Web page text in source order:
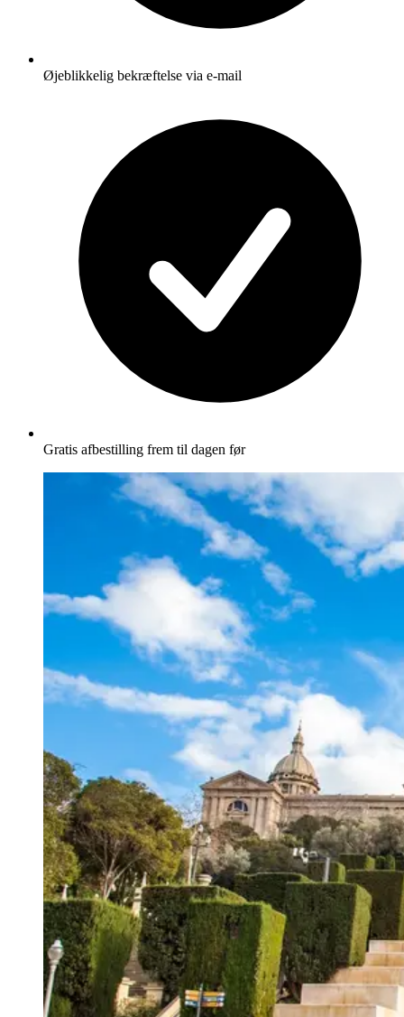
Øjeblikkelig bekræftelse via e-mail
Gratis afbestilling frem til dagen før